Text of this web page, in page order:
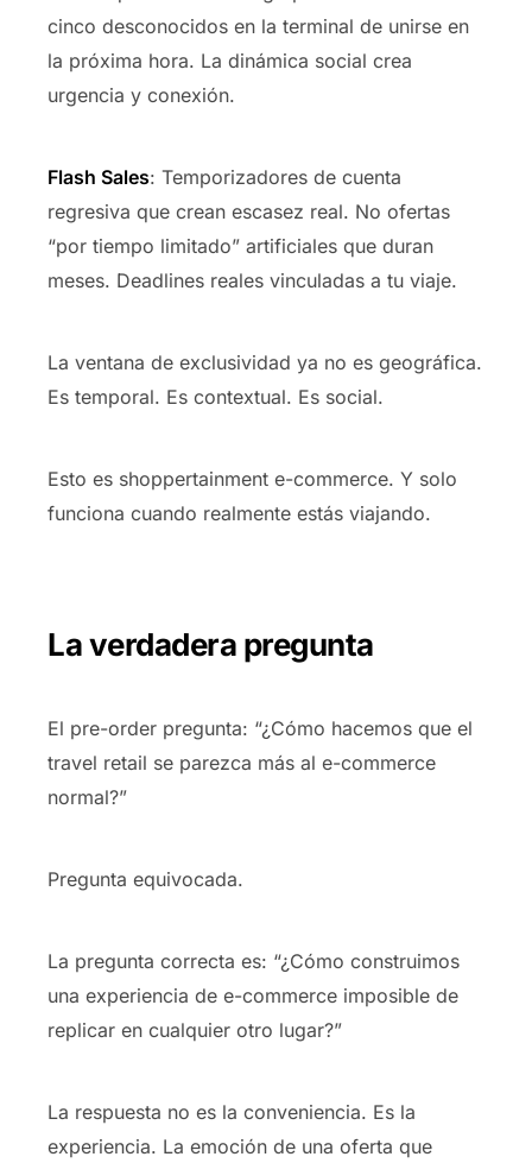
cinco desconocidos en la terminal de unirse en
la próxima hora. La dinámica social crea
urgencia y conexión.
Flash Sales: Temporizadores de cuenta
regresiva que crean escasez real. No ofertas
“por tiempo limitado” artificiales que duran
meses. Deadlines reales vinculadas a tu viaje.
La ventana de exclusividad ya no es geográfica.
Es temporal. Es contextual. Es social.
Esto es shoppertainment e-commerce. Y solo
funciona cuando realmente estás viajando.
La verdadera pregunta
El pre-order pregunta: “¿Cómo hacemos que el
travel retail se parezca más al e-commerce
normal?”
Pregunta equivocada.
La pregunta correcta es: “¿Cómo construimos
una experiencia de e-commerce imposible de
replicar en cualquier otro lugar?”
La respuesta no es la conveniencia. Es la
experiencia. La emoción de una oferta que